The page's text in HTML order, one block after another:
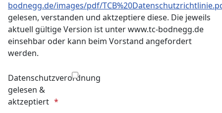
bodnegg.de/images/pdf/
gelesen, verstanden und aktzeptiere diese. Die jeweils
aktuell gültige Version ist unter www.tc-bodnegg.de
einsehbar oder kann beim Vorstand angefordert
werden.
Datenschutzverordnung
gelesen &
aktzeptiert